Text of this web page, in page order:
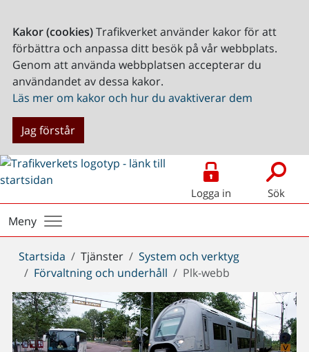
Kakor (cookies)Trafikverket använder kakor för att
förbättra och anpassa ditt besök på vår webbplats.
Genom att använda webbplatsen accepterar du
användandet av dessa kakor.
Läs mer om kakor och hur du avaktiverar dem
Jag förstår
Logga in Sök
Meny
Du
är
här:
Startsida Tjänster
System och verktyg
Förvaltning och underhåll
Plk-webb